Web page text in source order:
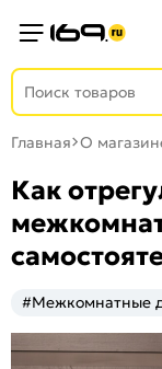
Главная О
Как
#Межкомнатные